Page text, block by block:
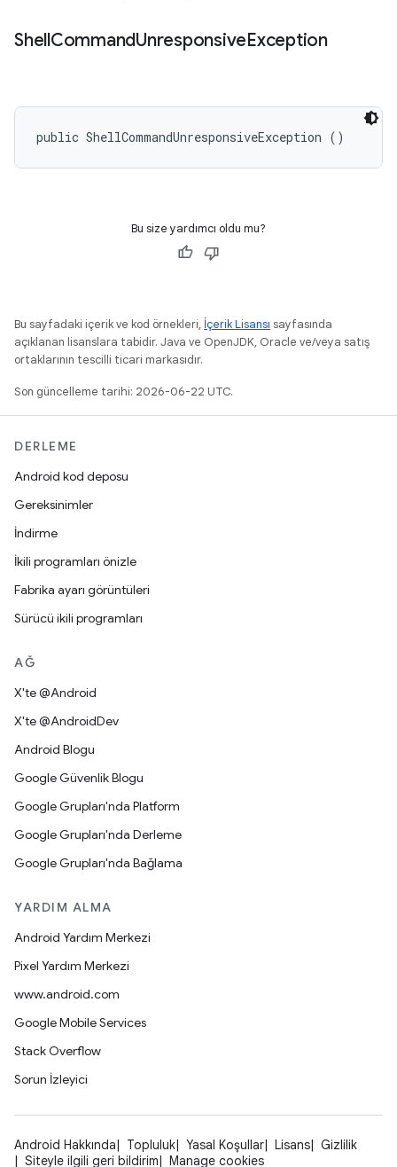
ShellCommandUnresponsiveException
public ShellCommandUnresponsiveException ()
Bu size yardımcı oldu mu?
Bu sayfadaki içerik ve kod örnekleri, İçerik Lisansı sayfasında
açıklanan lisanslara tabidir. Java ve OpenJDK, Oracle ve/veya satış
ortaklarının tescilli ticari markasıdır.
Son güncelleme tarihi: 2026-06-22 UTC.
DERLEME
Android kod deposu
Gereksinimler
İndirme
İkili programları önizle
Fabrika ayarı görüntüleri
Sürücü ikili programları
AĞ
X'te @Android
X'te @AndroidDev
Android Blogu
Google Güvenlik Blogu
Google Grupları'nda Platform
Google Grupları'nda Derleme
Google Grupları'nda Bağlama
YARDIM ALMA
Android Yardım Merkezi
Pixel Yardım Merkezi
www.android.com
Google Mobile Services
Stack Overflow
Sorun İzleyici
Android Hakkında Topluluk Yasal Koşullar Lisans
Gizlilik
Siteyle ilgili geri bildirim
Manage cookies